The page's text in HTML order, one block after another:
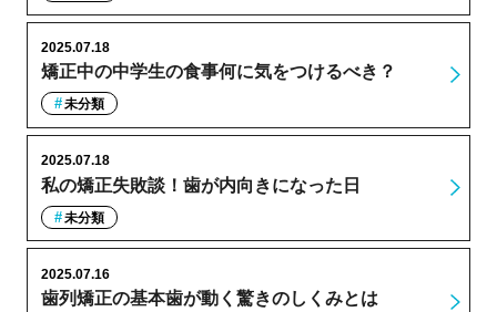
矯正中の中学生の食事何に気をつけるべき？
2025.07.18
未分類
私の矯正失敗談！歯が内向きになった日
2025.07.18
未分類
歯列矯正の基本歯が動く驚きのしくみとは
2025.07.16